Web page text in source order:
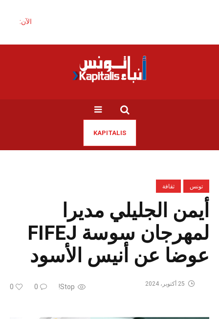
الآن:
KAPITALIS
تونس ثقافة
أيمن الجليلي مديرا
لمهرجان سوسة FIFEJ
عوضا عن أنيس الأسود
Stop!
0
0 25 أكتوبر، 2024